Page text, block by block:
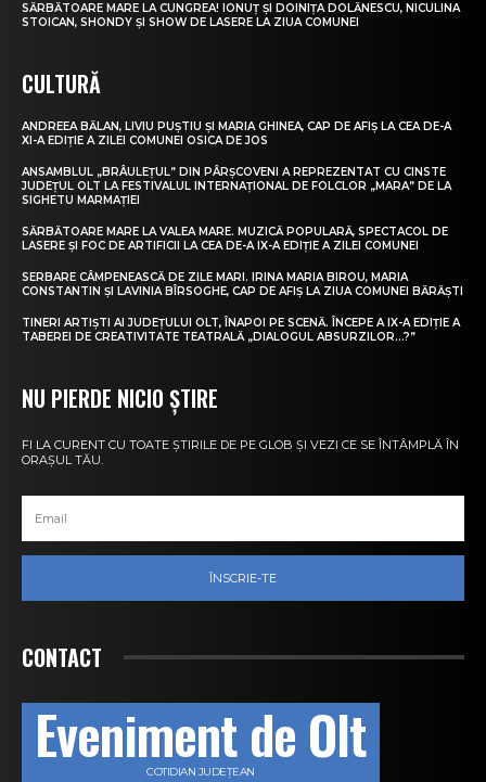
SĂRBĂTOARE MARE LA CUNGREA! IONUȚ ȘI DOINIȚA DOLĂNESCU, NICULINA
STOICAN, SHONDY ȘI SHOW DE LASERE LA ZIUA COMUNEI
CULTURĂ
ANDREEA BĂLAN, LIVIU PUȘTIU ȘI MARIA GHINEA, CAP DE AFIȘ LA CEA DE-A
XI-A EDIȚIE A ZILEI COMUNEI OSICA DE JOS
ANSAMBLUL „BRÂULEȚUL” DIN PÂRȘCOVENI A REPREZENTAT CU CINSTE
JUDEȚUL OLT LA FESTIVALUL INTERNAȚIONAL DE FOLCLOR „MARA” DE LA
SIGHETU MARMAȚIEI
SĂRBĂTOARE MARE LA VALEA MARE. MUZICĂ POPULARĂ, SPECTACOL DE
LASERE ȘI FOC DE ARTIFICII LA CEA DE-A IX-A EDIȚIE A ZILEI COMUNEI
SERBARE CÂMPENEASCĂ DE ZILE MARI. IRINA MARIA BIROU, MARIA
CONSTANTIN ȘI LAVINIA BÎRSOGHE, CAP DE AFIȘ LA ZIUA COMUNEI BĂRĂȘTI
TINERI ARTIȘTI AI JUDEȚULUI OLT, ÎNAPOI PE SCENĂ. ÎNCEPE A IX-A EDIȚIE A
TABEREI DE CREATIVITATE TEATRALĂ „DIALOGUL ABSURZILOR…?”
NU PIERDE NICIO ȘTIRE
FI LA CURENT CU TOATE ȘTIRILE DE PE GLOB ȘI VEZI CE SE ÎNTÂMPLĂ ÎN
ORAȘUL TĂU.
ÎNSCRIE-TE
CONTACT
Eveniment de Olt
COTIDIAN JUDEȚEAN